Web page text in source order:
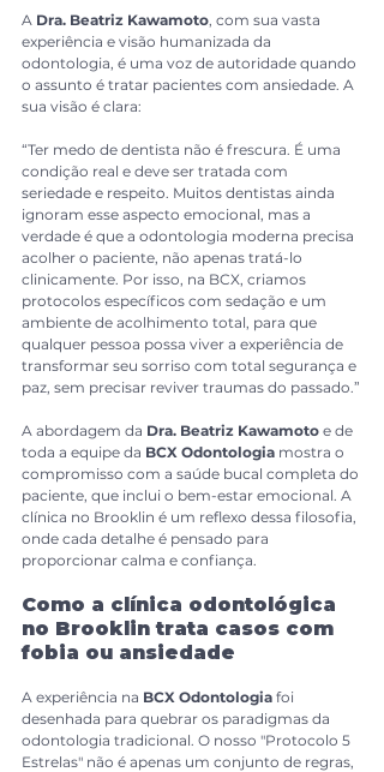
A Dra. Beatriz Kawamoto, com sua vasta
experiência e visão humanizada da
odontologia, é uma voz de autoridade quando
o assunto é tratar pacientes com ansiedade. A
sua visão é clara:
“Ter medo de dentista não é frescura. É uma
condição real e deve ser tratada com
seriedade e respeito. Muitos dentistas ainda
ignoram esse aspecto emocional, mas a
verdade é que a odontologia moderna precisa
acolher o paciente, não apenas tratá-lo
clinicamente. Por isso, na BCX, criamos
protocolos específicos com sedação e um
ambiente de acolhimento total, para que
qualquer pessoa possa viver a experiência de
transformar seu sorriso com total segurança e
paz, sem precisar reviver traumas do passado.”
A abordagem da Dra. Beatriz Kawamoto e de
toda a equipe da BCX Odontologia mostra o
compromisso com a saúde bucal completa do
paciente, que inclui o bem-estar emocional. A
clínica no Brooklin é um reflexo dessa filosofia,
onde cada detalhe é pensado para
proporcionar calma e confiança.
Como a clínica odontológica
no Brooklin trata casos com
fobia ou ansiedade
A experiência na BCX Odontologia foi
desenhada para quebrar os paradigmas da
odontologia tradicional. O nosso "Protocolo 5
Estrelas" não é apenas um conjunto de regras,